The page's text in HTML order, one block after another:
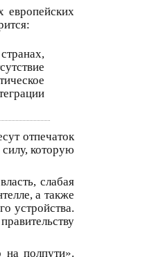
европейских
отпечаток
которую
слабая
а также
устройства.
на полпути».